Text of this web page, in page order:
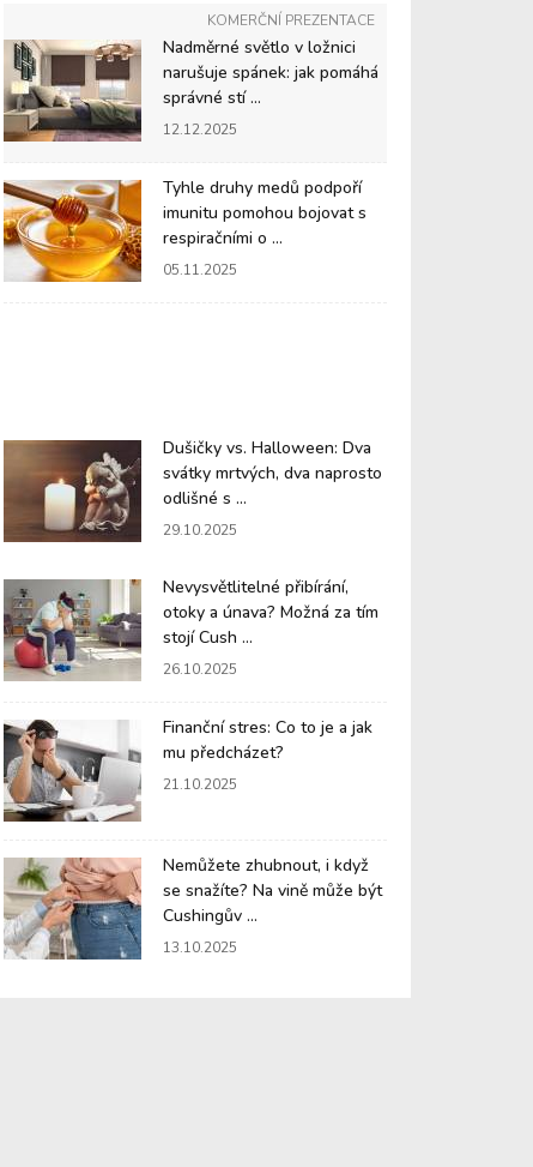
KOMERČNÍ PREZENTACE
Nadměrné světlo v ložnici
narušuje spánek: jak pomáhá
správné stí ...
12.12.2025
Tyhle druhy medů podpoří
imunitu pomohou bojovat s
respiračními o ...
05.11.2025
Dušičky vs. Halloween: Dva
svátky mrtvých, dva naprosto
odlišné s ...
29.10.2025
Nevysvětlitelné přibírání,
otoky a únava? Možná za tím
stojí Cush ...
26.10.2025
Finanční stres: Co to je a jak
mu předcházet?
21.10.2025
Nemůžete zhubnout, i když
se snažíte? Na vině může být
Cushingův ...
13.10.2025